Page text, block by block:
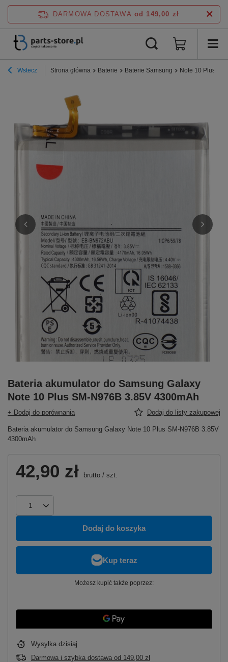
DARMOWA DOSTAWA od 149,00 zł
Wstecz Strona główna Baterie Baterie Samsung Note 10 Plus
Bateria akumulator do Samsung Galaxy
Note 10 Plus SM-N976B 3.85V 4300mAh
+ Dodaj do porównania Dodaj do listy zakupowej
Bateria akumulator do Samsung Galaxy Note 10 Plus SM-N976B 3.85V
4300mAh
42,90 zł brutto / szt.
Dodaj do koszyka
Możesz kupić także poprzez:
Wysyłka dzisiaj
Darmowa i szybka dostawa od 149,00 zł